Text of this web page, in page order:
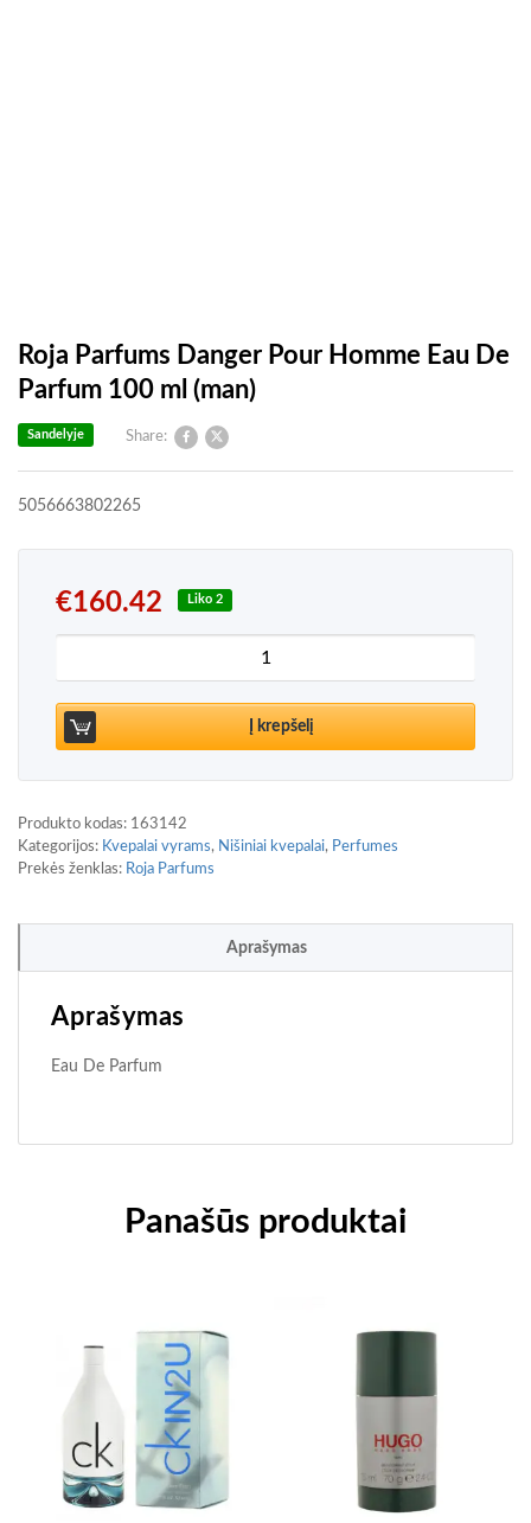
Roja Parfums Danger Pour Homme Eau De
Parfum 100 ml (man)
Share:
Sandelyje
5056663802265
€160.42 Liko 2
produkto kiekis: Roja Parfums Danger Pour
Į krepšelį
Produkto kodas: 163142
Kategorijos: Kvepalai vyrams, Nišiniai kvepalai, Perfumes
Prekės ženklas: Roja Parfums
Aprašymas
Aprašymas
Eau De Parfum
Panašūs produktai